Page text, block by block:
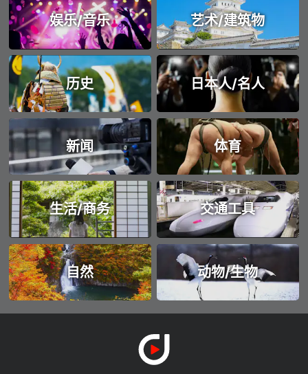
娱乐/音乐 艺术/建筑物
历史 日本人/名人
新闻 体育
生活/商务 交通工具
自然 动物/生物